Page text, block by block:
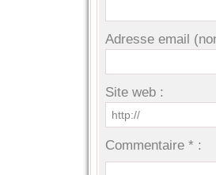
Adresse email
Site web :
Commentaire * :